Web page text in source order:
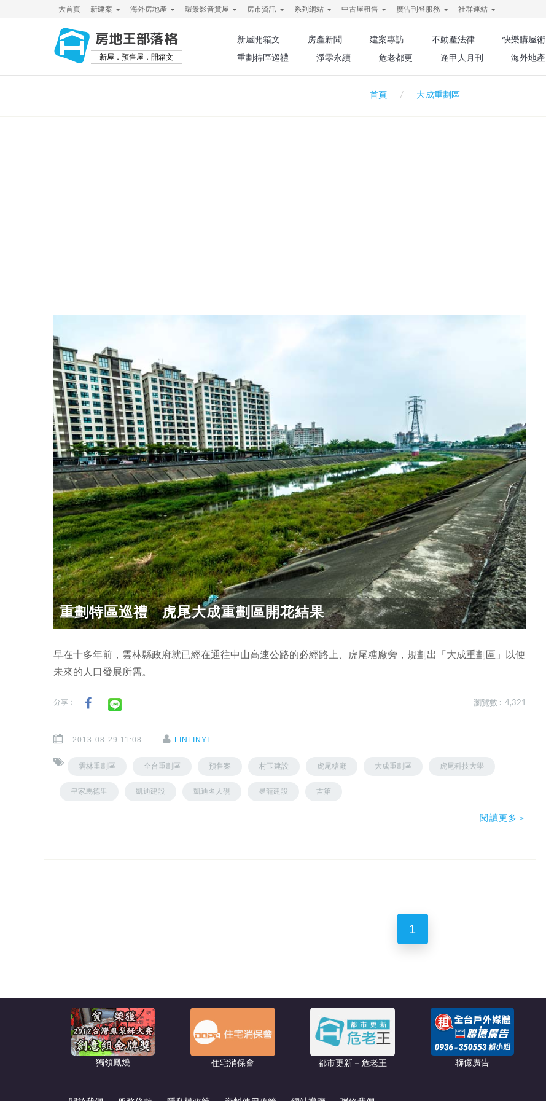
大首頁 新建案 海外房地產 環景影音賞屋 房市資訊 系列網站 中古屋租售 廣告刊登服務 社群連結
房地王部落格
新屋．預售屋．開箱文
新屋開箱文 房產新聞 建案專訪 不動產法律 快樂購屋術
重劃特區巡禮
淨零永續 危老都更 逢甲人月刊 海外地產
首頁 大成重劃區
重劃特區巡禮 虎尾大成重劃區開花結果
早在十多年前，雲林縣政府就已經在通往中山高速公路的必經路上、虎尾糖廠旁，規劃出「大成重劃區」以便
未來的人口發展所需。
分享： 瀏覽數 : 4,321
2013-08-29 11:08 LINLINYI
雲林重劃區 全台重劃區 預售案 村玉建設 虎尾糖廠 大成重劃區 虎尾科技大學
皇家馬德里 凱迪建設 凱迪名人硯 昱龍建設 吉第
閱讀更多＞
1
獨領鳳燒 住宅消保會 都市更新－危老王 聯億廣告